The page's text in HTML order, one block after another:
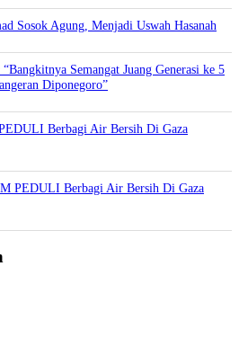
Sosok Agung, Menjadi Uswah Hasanah
Semangat Juang Generasi ke 5
Diponegoro”
Berbagi Air Bersih Di Gaza
PEDULI Berbagi Air Bersih Di Gaza